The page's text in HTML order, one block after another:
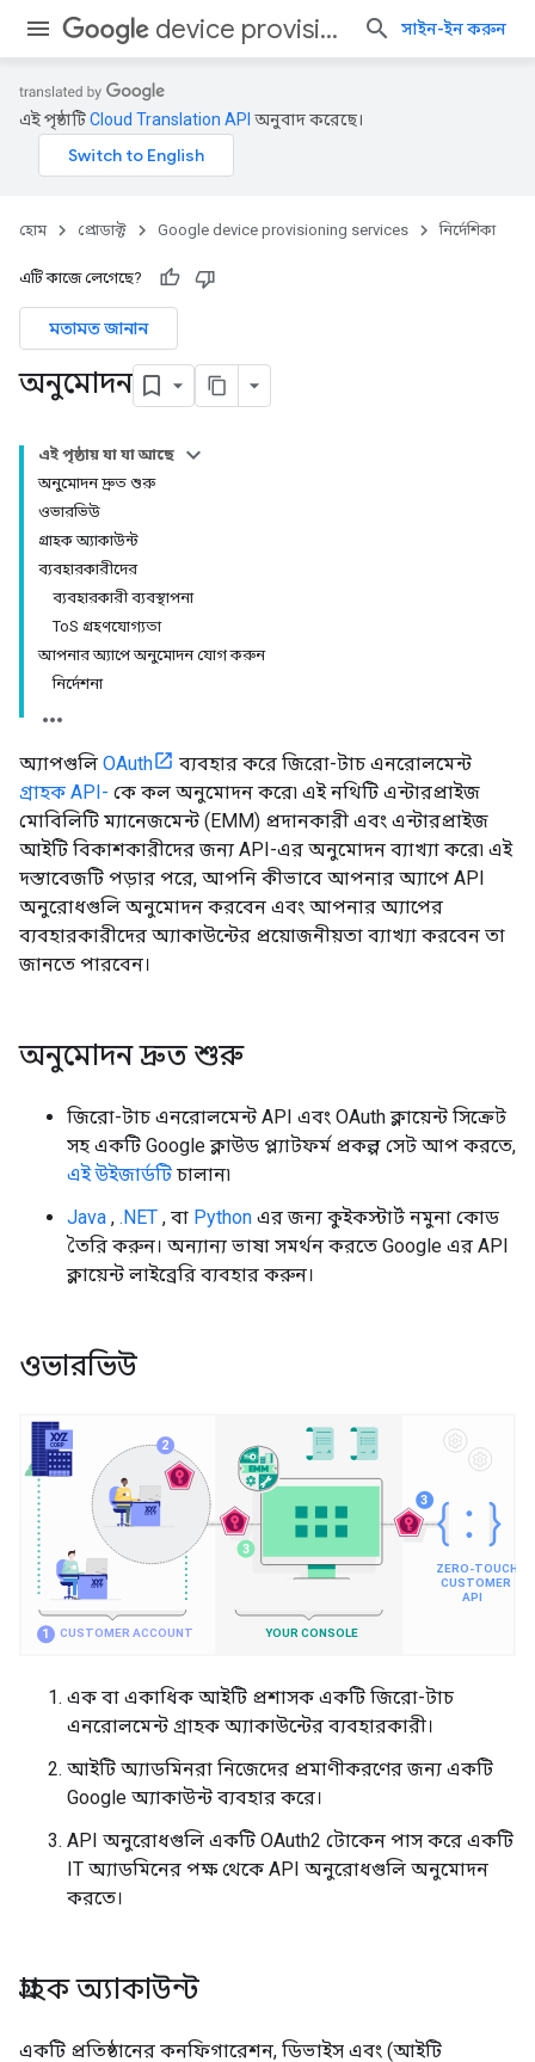
device provisioning services সাইন-ইন করুন
এই পৃষ্ঠাটিCloud Translation API অনুবাদ করেছে।
হোম প্রোডাক্ট Google device provisioning services নির্দেশিকা
এটি কাজে লেগেছে?
মতামত জানান
অনুমোদন
এই পৃষ্ঠায় যা যা আছে
অনুমোদন দ্রুত শুরু
ওভারভিউ
গ্রাহক অ্যাকাউন্ট
ব্যবহারকারীদের
ব্যবহারকারী ব্যবস্থাপনা
ToS গ্রহণযোগ্যতা
আপনার অ্যাপে অনুমোদন যোগ করুন
নির্দেশনা
অ্যাপগুলি OAuth
ব্যবহার করে জিরো-টাচ এনরোলমেন্ট
গ্রাহক API- কে কল অনুমোদন করে৷ এই নথিটি এন্টারপ্রাইজ
মোবিলিটি ম্যানেজমেন্ট (EMM) প্রদানকারী এবং এন্টারপ্রাইজ
আইটি বিকাশকারীদের জন্য API-এর অনুমোদন ব্যাখ্যা করে৷ এই
দস্তাবেজটি পড়ার পরে, আপনি কীভাবে আপনার অ্যাপে API
অনুরোধগুলি অনুমোদন করবেন এবং আপনার অ্যাপের
ব্যবহারকারীদের অ্যাকাউন্টের প্রয়োজনীয়তা ব্যাখ্যা করবেন তা
জানতে পারবেন।
অনুমোদন দ্রুত শুরু
জিরো-টাচ এনরোলমেন্ট API এবং OAuth ক্লায়েন্ট সিক্রেট
সহ একটি Google ক্লাউড প্ল্যাটফর্ম প্রকল্প সেট আপ করতে,
এই উইজার্ডটি চালান৷
Java , .NET , বা Python এর জন্য কুইকস্টার্ট নমুনা কোড
তৈরি করুন। অন্যান্য ভাষা সমর্থন করতে Google এর API
ক্লায়েন্ট লাইব্রেরি ব্যবহার করুন।
ওভারভিউ
এক বা একাধিক আইটি প্রশাসক একটি জিরো-টাচ
এনরোলমেন্ট গ্রাহক অ্যাকাউন্টের ব্যবহারকারী।
আইটি অ্যাডমিনরা নিজেদের প্রমাণীকরণের জন্য একটি
Google অ্যাকাউন্ট ব্যবহার করে।
API অনুরোধগুলি একটি OAuth2 টোকেন পাস করে একটি
IT অ্যাডমিনের পক্ষ থেকে API অনুরোধগুলি অনুমোদন
করতে।
গ্রাহক অ্যাকাউন্ট
একটি প্রতিষ্ঠানের কনফিগারেশন, ডিভাইস এবং (আইটি